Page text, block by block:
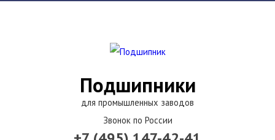
Подшипники
для промышленных заводов
Звонок по России